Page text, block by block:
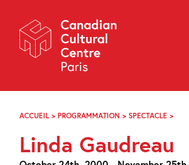
Navigation
About
Programming
Off-Site
Explore
Archives
f i y
ACCUEIL > PROGRAMMATION > SPECTACLE >
Linda Gaudreau